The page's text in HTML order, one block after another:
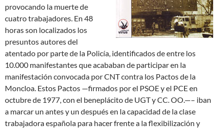
provocando la muerte de
cuatro trabajadores. En 48
horas son localizados los
presuntos autores del
atentado por parte de la Policía, identificados de entre los
10.000 manifestantes que acababan de participar en la
manifestación convocada por CNT contra los Pactos de la
Moncloa. Estos Pactos —firmados por el PSOE y el PCE en
octubre de 1977, con el beneplácito de UGT y CC. OO.—– iban
a marcar un antes y un después en la capacidad de la clase
trabajadora española para hacer frente a la flexibilización y